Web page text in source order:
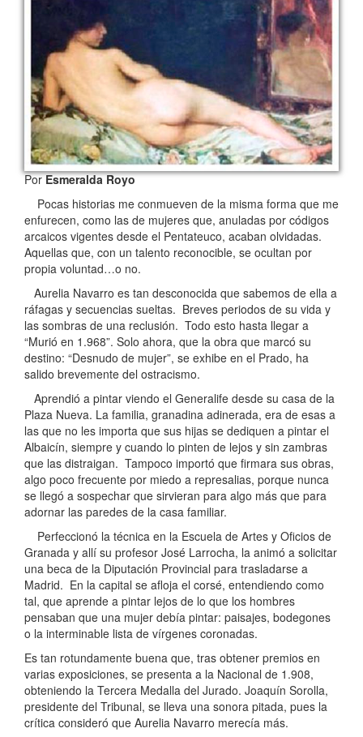
PorEsmeralda Royo
Pocas historias me conmueven de la misma forma que me
enfurecen, como las de mujeres que, anuladas por códigos
arcaicos vigentes desde el Pentateuco, acaban olvidadas.
Aquellas que, con un talento reconocible, se ocultan por
propia voluntad…o no.
Aurelia Navarro es tan desconocida que sabemos de ella a
ráfagas y secuencias sueltas. Breves periodos de su vida y
las sombras de una reclusión. Todo esto hasta llegar a
“Murió en 1.968”. Solo ahora, que la obra que marcó su
destino: “Desnudo de mujer”, se exhibe en el Prado, ha
salido brevemente del ostracismo.
Aprendió a pintar viendo el Generalife desde su casa de la
Plaza Nueva. La familia, granadina adinerada, era de esas a
las que no les importa que sus hijas se dediquen a pintar el
Albaicín, siempre y cuando lo pinten de lejos y sin zambras
que las distraigan. Tampoco importó que firmara sus obras,
algo poco frecuente por miedo a represalias, porque nunca
se llegó a sospechar que sirvieran para algo más que para
adornar las paredes de la casa familiar.
Perfeccionó la técnica en la Escuela de Artes y Oficios de
Granada y allí su profesor José Larrocha, la animó a solicitar
una beca de la Diputación Provincial para trasladarse a
Madrid. En la capital se afloja el corsé, entendiendo como
tal, que aprende a pintar lejos de lo que los hombres
pensaban que una mujer debía pintar: paisajes, bodegones
o la interminable lista de vírgenes coronadas.
Es tan rotundamente buena que, tras obtener premios en
varias exposiciones, se presenta a la Nacional de 1.908,
obteniendo la Tercera Medalla del Jurado. Joaquín Sorolla,
presidente del Tribunal, se lleva una sonora pitada, pues la
crítica consideró que Aurelia Navarro merecía más.